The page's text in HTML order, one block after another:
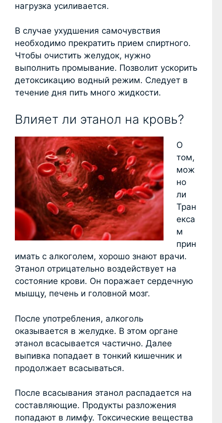
нагрузка усиливается.
В случае ухудшения самочувствия
необходимо прекратить прием спиртного.
Чтобы очистить желудок, нужно
выполнить промывание. Позволит ускорить
детоксикацию водный режим. Следует в
течение дня пить много жидкости.
Влияет ли этанол на кровь?
О
том,
мож
но
ли
Тран
екса
м
прин
имать с алкоголем, хорошо знают врачи.
Этанол отрицательно воздействует на
состояние крови. Он поражает сердечную
мышцу, печень и головной мозг.
После употребления, алкоголь
оказывается в желудке. В этом органе
этанол всасывается частично. Далее
выпивка попадает в тонкий кишечник и
продолжает всасываться.
После всасывания этанол распадается на
составляющие. Продукты разложения
попадают в лимфу. Токсические вещества